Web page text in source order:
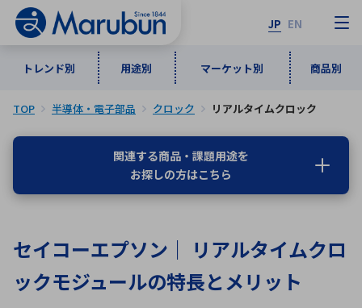
JP EN
トレンド別 用途別 マーケット別 商品別
トレンド別
インダストリアルDXソリューション
5G・Local 5G
用途別
通信・ネットワーク
監視・セキュリティ
マーケット別
情報通信 宇宙・防衛
商品別
計測・測定・表示機器 検査・分析機器
メーカ一覧
な行
は行 ま行
や行
ら行
わ行
TOP 半導体・電子部品 クロック リアルタイムクロック
関連する商品・課題用途を
お探しの方はこちら
セイコーエプソン｜ リアルタイムクロ
ックモジュールの特長とメリット